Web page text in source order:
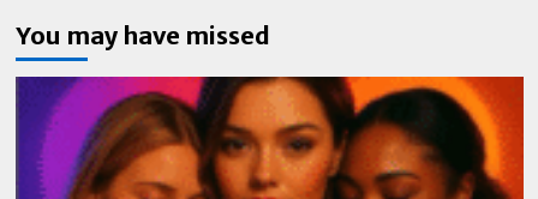
You may have missed